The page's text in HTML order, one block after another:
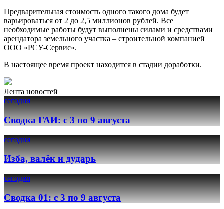
Предварительная стоимость одного такого дома будет
варьироваться от 2 до 2,5 миллионов рублей. Все
необходимые работы будут выполнены силами и средствами
арендатора земельного участка – строительной компанией
ООО «РСУ-Сервис».
В настоящее время проект находится в стадии доработки.
Лента новостей
сегодня
Сводка ГАИ: с 3 по 9 августа
сегодня
Изба, валёк и дударь
сегодня
Сводка 01: с 3 по 9 августа